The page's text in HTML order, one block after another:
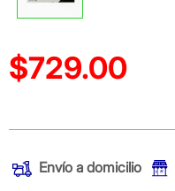
Precio reducido de
$729.00
Envío a domicilio